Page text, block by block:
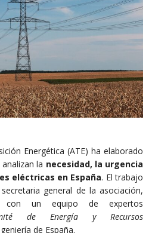
Energética (ATE) ha elaborado
la necesidad, la urgencia
eléctricas en España. El trabajo
general de la asociación,
con un equipo de expertos
de Energía y Recursos
de España.